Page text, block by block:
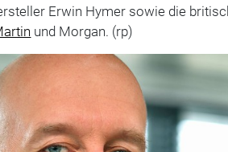
Erwin Hymer sowie die
und Morgan. (rp)